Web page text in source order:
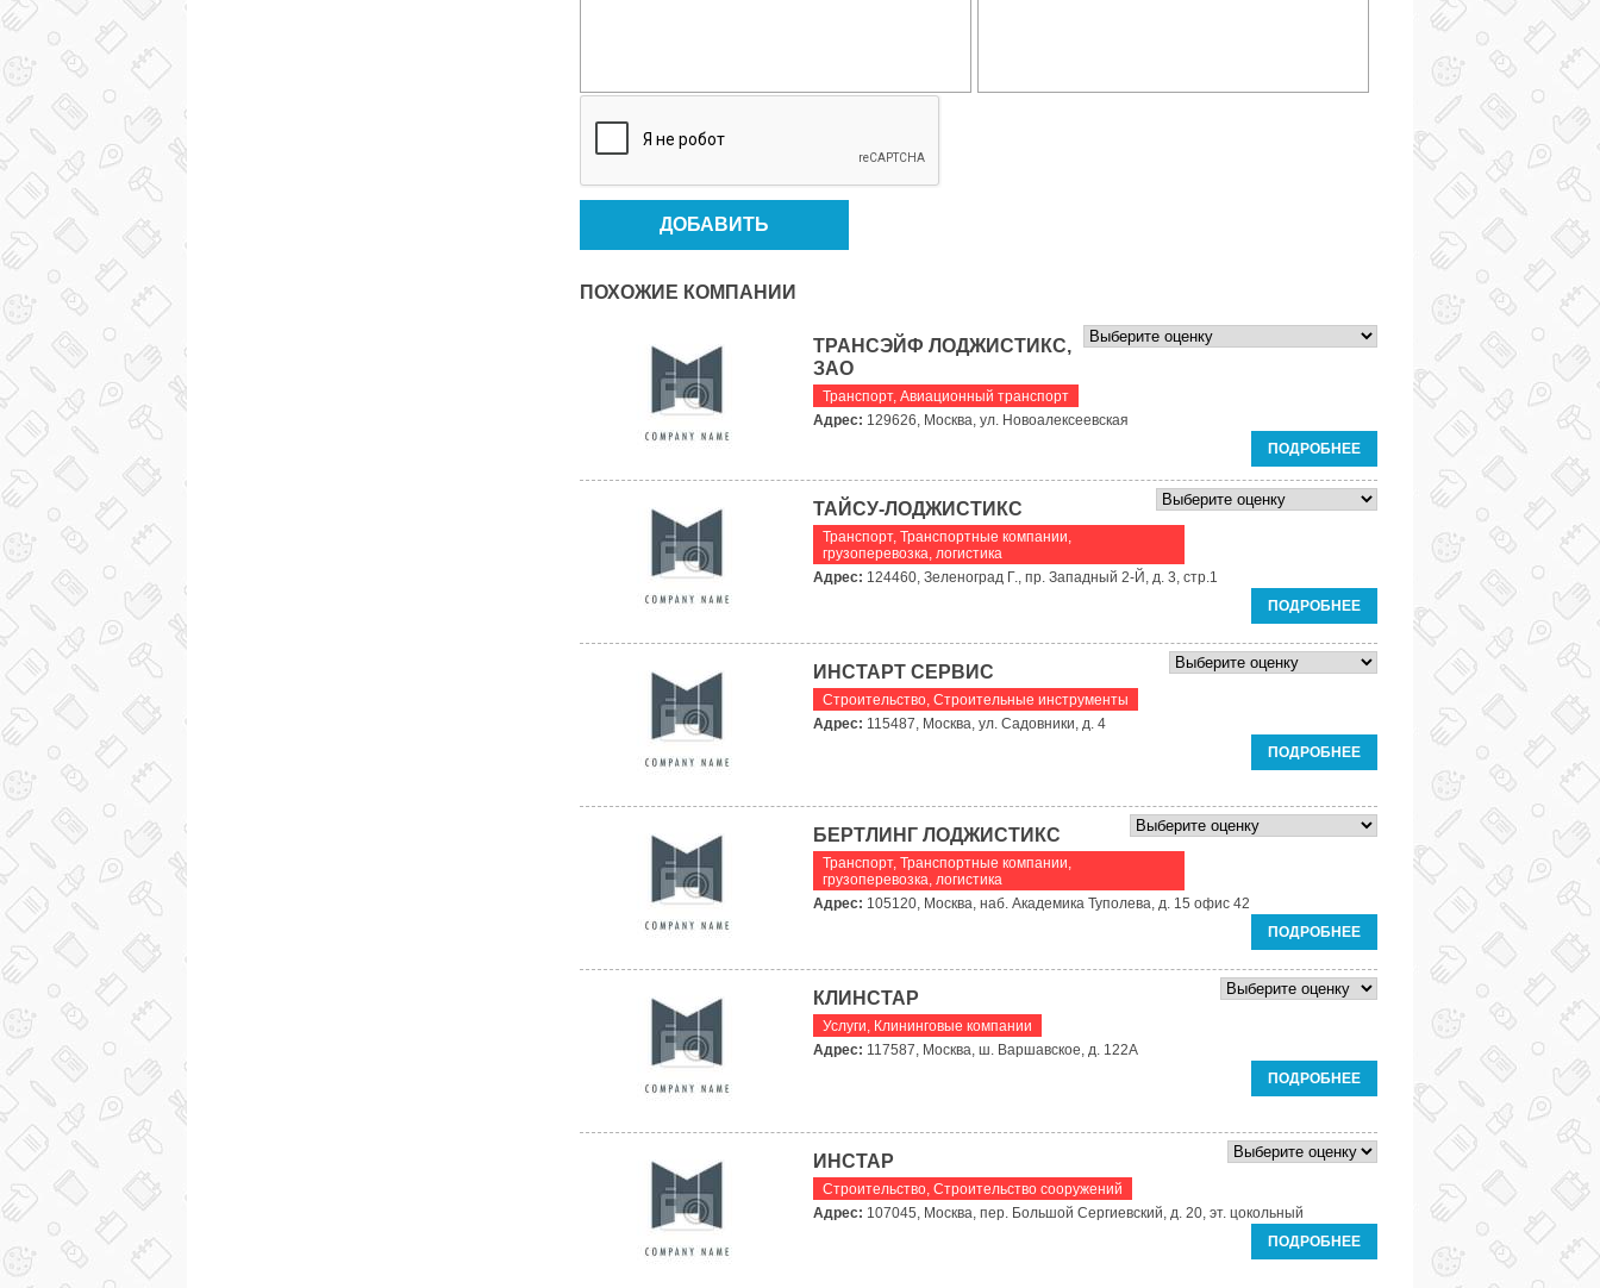
ПОХОЖИЕ КОМПАНИИ
ТРАНСЭЙФ ЛОДЖИСТИКС,
ЗАО
Транспорт, Авиационный транспорт
Адрес: 129626, Москва, ул. Новоалексеевская
ПОДРОБНЕЕ
ТАЙСУ-ЛОДЖИСТИКС
Транспорт, Транспортные компании,
грузоперевозка, логистика
Адрес: 124460, Зеленоград Г., пр. Западный 2-Й, д. 3, стр.1
ПОДРОБНЕЕ
ИНСТАРТ СЕРВИС
Строительство, Строительные инструменты
Адрес: 115487, Москва, ул. Садовники, д. 4
ПОДРОБНЕЕ
БЕРТЛИНГ ЛОДЖИСТИКС
Транспорт, Транспортные компании,
грузоперевозка, логистика
Адрес: 105120, Москва, наб. Академика Туполева, д. 15 офис 42
ПОДРОБНЕЕ
КЛИНСТАР
Услуги, Клининговые компании
Адрес: 117587, Москва, ш. Варшавское, д. 122А
ПОДРОБНЕЕ
ИНСТАР
Строительство, Строительство сооружений
Адрес: 107045, Москва, пер. Большой Сергиевский, д. 20, эт. цокольный
ПОДРОБНЕЕ